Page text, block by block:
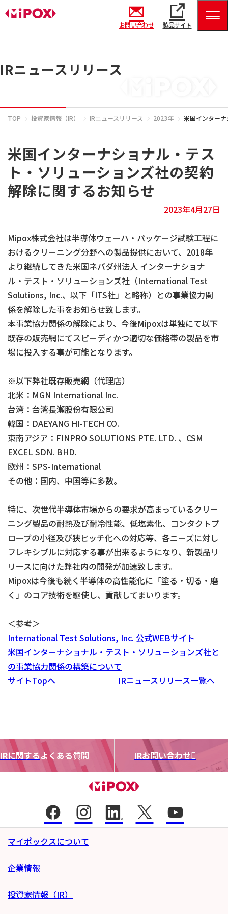
お問い合わせ 製品サイト
IRニュースリリース
TOP 投資家情報（IR） IRニュースリリース 2023年 米国インター
米国インターナショナル・テス
ト・ソリューションズ社の契約
解除に関するお知らせ
2023年4月27日
Mipox株式会社は半導体ウェーハ・パッケージ試験工程に
おけるクリーニング分野への製品提供において、2018年
より継続してきた米国ネバダ州法人 インターナショナ
ル・テスト・ソリューションズ社（International Test
Solutions, Inc.、以下「ITS社」と略称）との事業協力関
係を解除した事をお知らせ致します。
本事業協力関係の解除により、今後Mipoxは単独にて以下
既存の販売網にてスピーディかつ適切な価格帯の製品を市
場に投入する事が可能となります。
※以下弊社既存販売網（代理店）
北米：MGN International Inc.
台湾：台湾長瀬股份有限公司
韓国：DAEYANG HI-TECH CO.
東南アジア：FINPRO SOLUTIONS PTE. LTD. 、CSM
EXCEL SDN. BHD.
欧州：SPS-International
その他：国内、中国等に多数。
特に、次世代半導体市場からの要求が高まっているクリー
ニング製品の耐熱及び耐冷性能、低塩素化、コンタクトプ
ローブの小径及び狭ピッチ化への対応等、各ニーズに対し
フレキシブルに対応する事が出来るようになり、新製品リ
リースに向けた弊社内の開発が加速致します。
Mipoxは今後も続く半導体の高性能化に「塗る・切る・磨
く」のコア技術を駆使し、貢献してまいります。
＜参考＞
International Test Solutions, Inc. 公式WEBサイト
米国インターナショナル・テスト・ソリューションズ社と
の事業協力関係の構築について
サイトTopへ
IRニュースリリース一覧へ
IRに関するよくある質問 IRお問い合わせ
マイポックスについて
企業情報
投資家情報（IR）